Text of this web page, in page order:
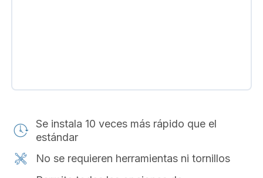
Se instala 10 veces más rápido que el
estándar
No se requieren herramientas ni tornillos